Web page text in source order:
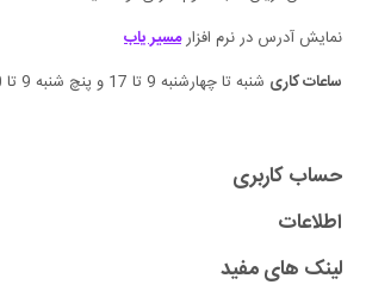
نمایش آدرس در نرم افزارمسیر یاب
ساعات کاری شنبه تا چهارشنبه 9 تا 17 و پنچ شنبه 9 تا 13:30
حساب کاربری
اطلاعات
لینک های مفید